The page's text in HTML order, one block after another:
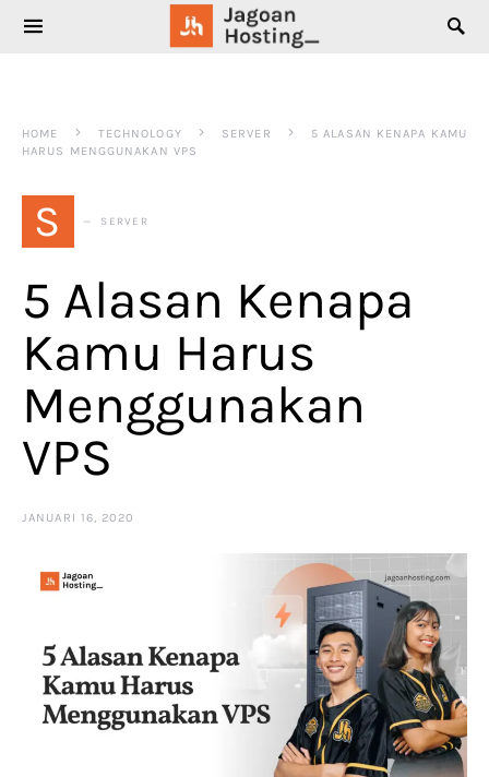
SEARCH FOR:
HOME TECHNOLOGY SERVER
5 ALASAN KENAPA KAMU
HARUS MENGGUNAKAN VPS
S SERVER
5 Alasan Kenapa
Kamu Harus
Menggunakan
VPS
JANUARI 16, 2020